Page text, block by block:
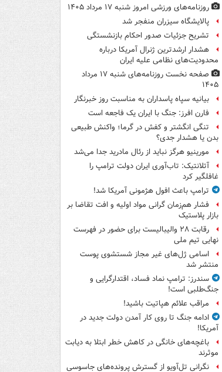
روزنامه‌های ورزشی امروز ‌شنبه ۱۷ مرداد ۱۴۰۵
پالایشگاه سیزران منفجر شد
تشریح جزئیات صدور احکام بازنشستگی
هشدار ارشدترین ژنرال آمریکا درباره
محدودیت‌های نظامی علیه ایران
صفحه نخست روزنامه‌های شنبه ۱۷ مرداد
۱۴۰۵
بیانیه سپاه پاسداران به مناسبت روز خبرنگار
فارن افرز: جنگ با ایران یک فاجعه است
تنگی انگشتر و کفش در گرما؛ واکنش طبیعی
بدن یا هشدار جدی؟
مورینیو هرگز نباید از رئال مادرید جدا می‌شد
آتلانتیک: تاب‌آوری ایران دولت ترامپ را
غافلگیر کرد
ترامپ باعث افول هژمونی آمریکا شد!
فشار هم‌زمان گرانی مواد اولیه و افت تقاضا بر
بازار پلاستیک
رقابت ۲۸ والیبالیست برای حضور در فهرست
نهایی تیم ملی
اسامی ژل‌های غیر مجاز شستشوی پوست
منتشر شد
سندرز: ترامپ نماد فساد، اقتدارگرایی و
جنگ‌طلبی است!
مراقب علائم هپاتیت باشید!
ادامه جنگ تا روی کار آمدن دولت جدید در
آمریکا!
باغچه‌های خانگی در کاهش خطر ابتلا به دیابت
موثرند
نگرانی تل‌آویو از گسترش پرونده‌های جاسوسی